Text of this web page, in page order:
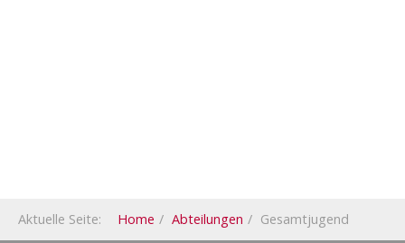
Aktuelle Seite: Home Abteilungen Gesamtjugend